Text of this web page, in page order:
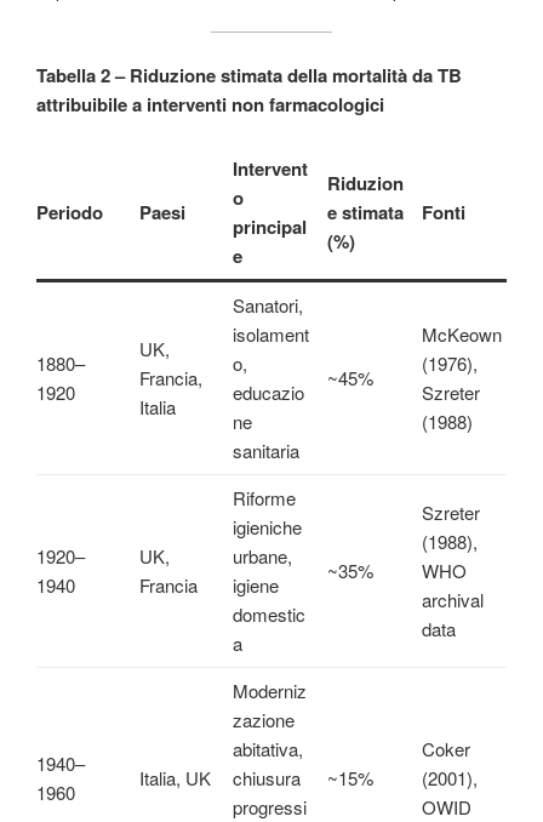
Tabella 2 – Riduzione stimata della mortalità da TB
attribuibile a interventi non farmacologici
Periodo Paesi
Intervent
o
principal
e
Riduzion
e stimata
(%)
Fonti
1880–
1920
UK,
Francia,
Italia
Sanatori,
isolament
o,
educazio
ne
sanitaria
~45%
McKeown
(1976),
Szreter
(1988)
1920–
1940
UK,
Francia
Riforme
igieniche
urbane,
igiene
domestic
a
~35%
Szreter
(1988),
WHO
archival
data
1940–
1960
Italia, UK
Moderniz
zazione
abitativa,
chiusura
progressi
~15%
Coker
(2001),
OWID